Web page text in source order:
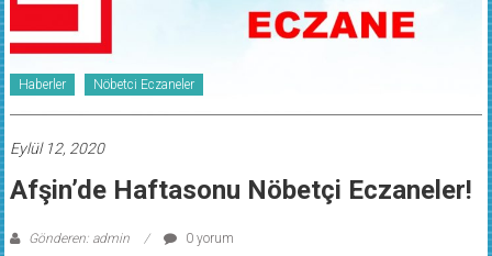
Haberler Nöbetci Eczaneler
Eylül 12, 2020
Afşin’de Haftasonu Nöbetçi Eczaneler!
Gönderen: admin 0 yorum